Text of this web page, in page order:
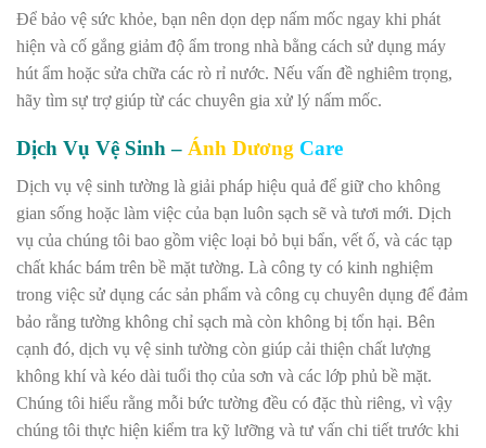
Để bảo vệ sức khỏe, bạn nên dọn dẹp nấm mốc ngay khi phát
hiện và cố gắng giảm độ ẩm trong nhà bằng cách sử dụng máy
hút ẩm hoặc sửa chữa các rò rỉ nước. Nếu vấn đề nghiêm trọng,
hãy tìm sự trợ giúp từ các chuyên gia xử lý nấm mốc.
Dịch Vụ Vệ Sinh – Ánh Dương Care
Dịch vụ vệ sinh tường là giải pháp hiệu quả để giữ cho không
gian sống hoặc làm việc của bạn luôn sạch sẽ và tươi mới. Dịch
vụ của chúng tôi bao gồm việc loại bỏ bụi bẩn, vết ố, và các tạp
chất khác bám trên bề mặt tường. Là công ty có kinh nghiệm
trong việc sử dụng các sản phẩm và công cụ chuyên dụng để đảm
bảo rằng tường không chỉ sạch mà còn không bị tổn hại. Bên
cạnh đó, dịch vụ vệ sinh tường còn giúp cải thiện chất lượng
không khí và kéo dài tuổi thọ của sơn và các lớp phủ bề mặt.
Chúng tôi hiểu rằng mỗi bức tường đều có đặc thù riêng, vì vậy
chúng tôi thực hiện kiểm tra kỹ lưỡng và tư vấn chi tiết trước khi